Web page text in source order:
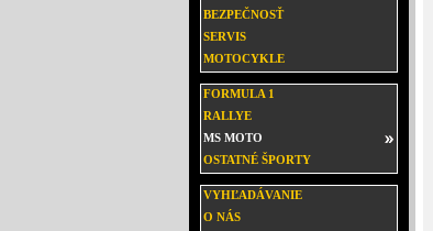
BEZPEČNOSŤ
SERVIS
MOTOCYKLE
FORMULA 1
RALLYE
MS MOTO
OSTATNÉ ŠPORTY
VYHĽADÁVANIE
O NÁS